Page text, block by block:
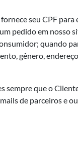
seu CPF
pedido em nosso
quando
gênero,
sempre que o
de parceiros e